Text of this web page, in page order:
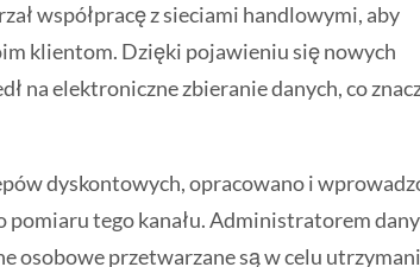
współpracę z sieciami handlowymi, aby
klientom. Dzięki pojawieniu się nowych
na elektroniczne zbieranie danych, co
dyskontowych, opracowano i
pomiaru tego kanału. Administratorem
osobowe przetwarzane są w celu